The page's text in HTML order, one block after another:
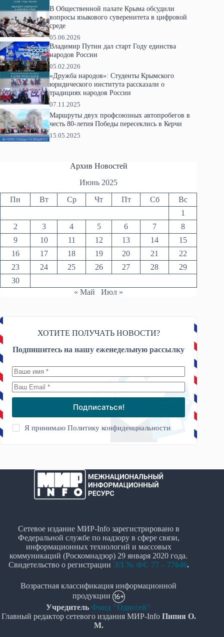
В Общественной палате Крыма обсудили
вопросы языкового суверенитета в цифровой
среде
05.06.2026
Владимир Путин дал старт Году единства
народов России
05.02.2026
«Дружба народов»: Студенты Крымского
юридического института рассказали о
традициях народов России
07.11.2025
Маршруты двух профсоюзных автопробегов в
честь 80-летия Победы пересеклись в Керчи
15.05.2025
Архив Новостей
Июнь 2025
Пн Вт Ср Чт Пт Сб
Вс
1
2
3 4 5 6 7
8
9
10 11 12 13 14
15
16
17 18 19 20 21
22
23
24 25 26 27 28
29
30
« Май
Июл »
ХОТИТЕ ПОЛУЧАТЬ НОВОСТИ?
Подпишитесь на нашу еженедельную рассылку
Подписаться!
Я принимаюПолитику конфиденциальности
Сетевое издание МИР-Info зарегистрировано в
Федеральной службе по надзору в сфере связи,
информационных технологий и массовых
коммуникаций (Роскомнадзор) 29 января 2020 года.
Свидетельство о регистрации ЭЛ № ФС 77 – 77646.
Возрастная классификация информационной
продукции
Учредитель Фонд "Одиссей"
Главный редактор сетевого издания МИР-Info Пипия О.
М.